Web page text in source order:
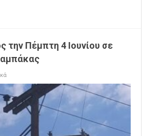
την Πέμπτη 4 Ιουνίου σε